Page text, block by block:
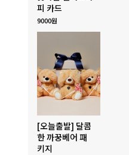
피 카드
9000원
[오늘출발] 달콤
한 까꿍베어 패
키지